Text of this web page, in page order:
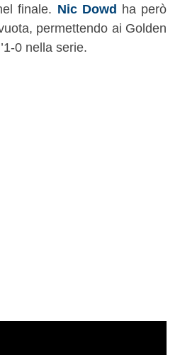
finale. Nic Dowd ha però
permettendo ai Golden
0 nella serie.